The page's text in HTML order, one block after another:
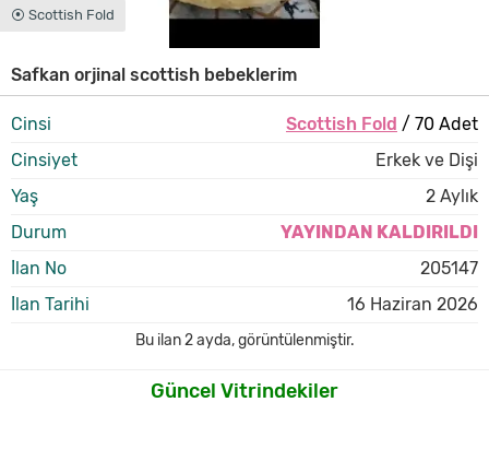
⦿ Scottish Fold
Safkan orjinal scottish bebeklerim
Cinsi Scottish Fold / 70 Adet
Cinsiyet
Erkek ve Dişi
Yaş
2 Aylık
Durum
YAYINDAN KALDIRILDI
İlan No
205147
İlan Tarihi
16 Haziran 2026
Bu ilan2 ayda,görüntülenmiştir.
Güncel Vitrindekiler